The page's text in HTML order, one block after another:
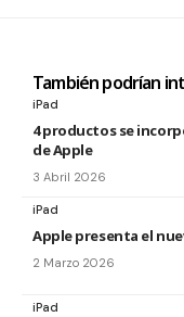
También podrían
iPad
4 productos se
de Apple
3 Abril 2026
iPad
Apple presenta el
2 Marzo 2026
iPad